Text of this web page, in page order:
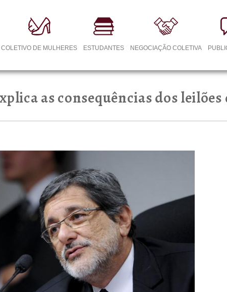
COLETIVO DE MULHERES ESTUDANTES NEGOCIAÇÃO COLETIVA
as consequências dos leilões